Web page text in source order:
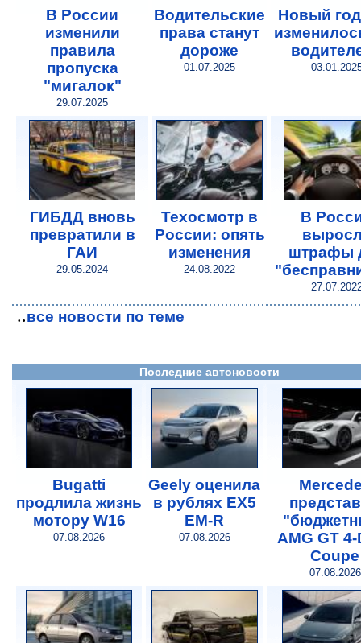
В России
изменили
правила
пропуска
"мигалок"
29.07.2025
Водительские
права станут
дороже
01.07.2025
Новый
ГИБДД вновь
превратили в
ГАИ
29.05.2024
Техосмотр в
России: опять
изменения
24.08.2022
В
штрафы
..все новости по теме
Последние автоновости
Bugatti
продлила жизнь
мотору W16
07.08.2026
Geely оценила
в рублях EX5
EM-R
07.08.2026
AMG GT
Coupe
07.08.2026